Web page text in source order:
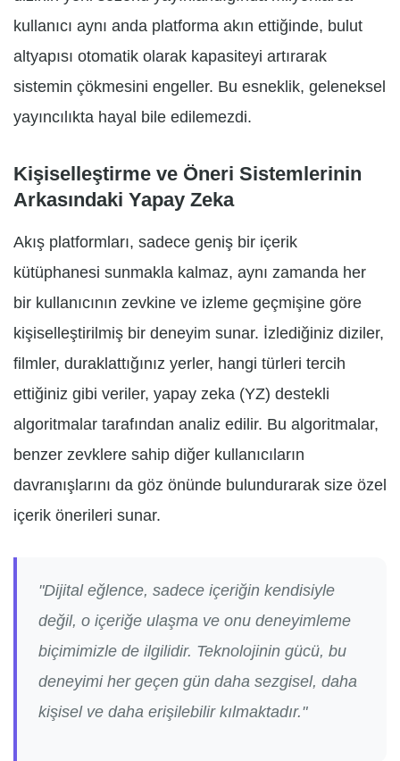
kullanıcı aynı anda platforma akın ettiğinde, bulut
altyapısı otomatik olarak kapasiteyi artırarak
sistemin çökmesini engeller. Bu esneklik, geleneksel
yayıncılıkta hayal bile edilemezdi.
Kişiselleştirme ve Öneri Sistemlerinin
Arkasındaki Yapay Zeka
Akış platformları, sadece geniş bir içerik
kütüphanesi sunmakla kalmaz, aynı zamanda her
bir kullanıcının zevkine ve izleme geçmişine göre
kişiselleştirilmiş bir deneyim sunar. İzlediğiniz diziler,
filmler, duraklattığınız yerler, hangi türleri tercih
ettiğiniz gibi veriler, yapay zeka (YZ) destekli
algoritmalar tarafından analiz edilir. Bu algoritmalar,
benzer zevklere sahip diğer kullanıcıların
davranışlarını da göz önünde bulundurarak size özel
içerik önerileri sunar.
"Dijital eğlence, sadece içeriğin kendisiyle
değil, o içeriğe ulaşma ve onu deneyimleme
biçimimizle de ilgilidir. Teknolojinin gücü, bu
deneyimi her geçen gün daha sezgisel, daha
kişisel ve daha erişilebilir kılmaktadır."